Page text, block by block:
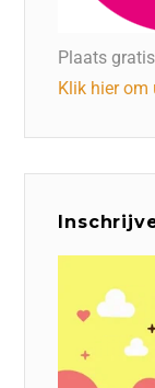
Plaats
Klik hier om